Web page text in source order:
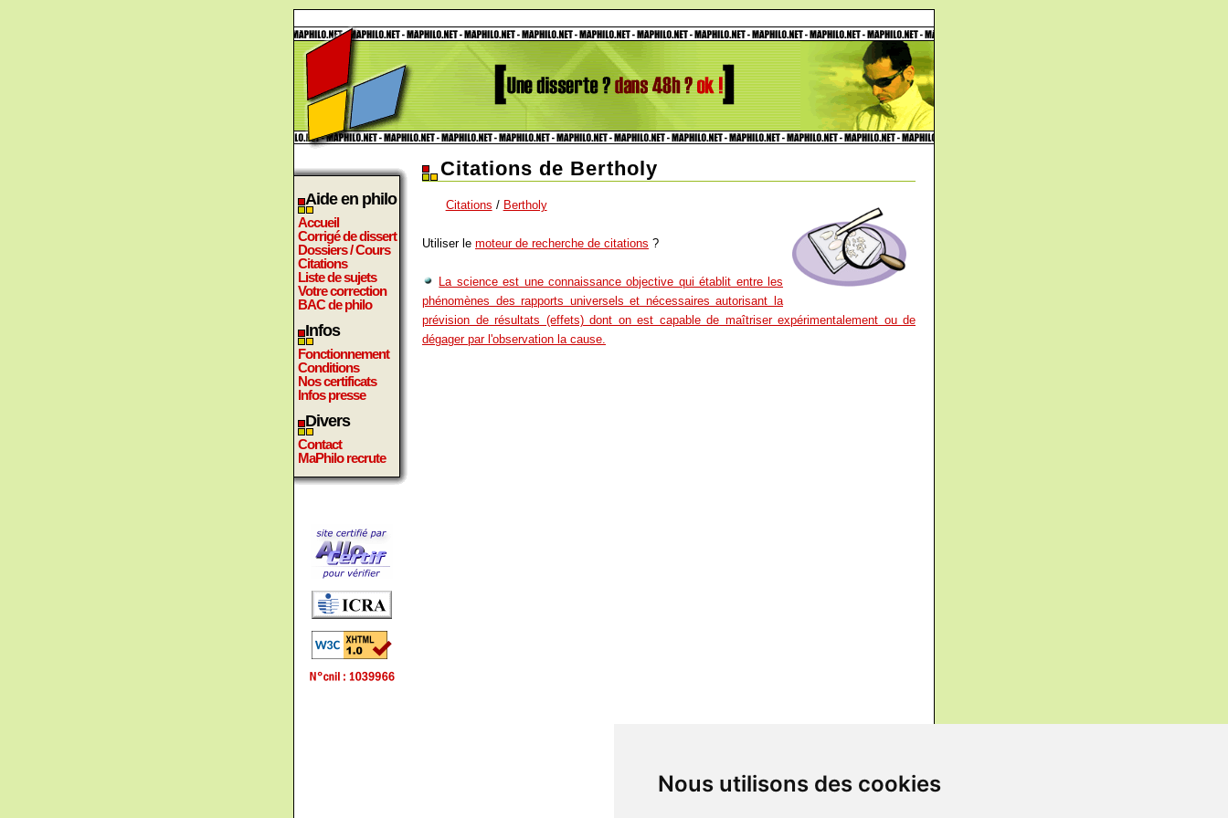
Nous utilisons des cookies
Aide en philo
Accueil
Corrigé de dissert
Dossiers / Cours
Citations
Liste de sujets
Votre correction
BAC de philo
Infos
Fonctionnement
Conditions
Nos certificats
Infos presse
Divers
Contact
MaPhilo recrute
Citations de Bertholy
Citations / Bertholy
Utiliser le moteur de recherche de citations ?
La science est une connaissance objective qui établit entre les
phénomènes des rapports universels et nécessaires autorisant la
prévision de résultats (effets) dont on est capable de maîtriser expérimentalement ou de
dégager par l'observation la cause.